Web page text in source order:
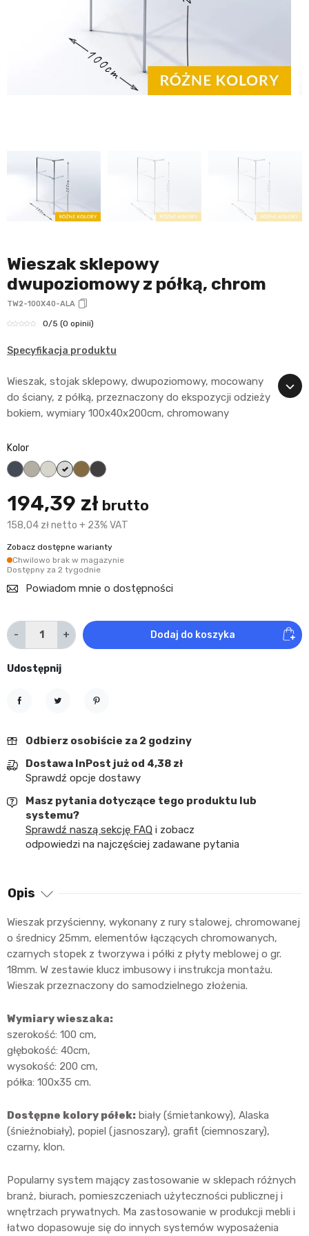
Wieszak sklepowy
dwupoziomowy z półką, chrom
TW2-100X40-ALA
0/5 (0 opinii)
Specyfikacja produktu
Wieszak, stojak sklepowy, dwupoziomowy, mocowany
do ściany, z półką, przeznaczony do ekspozycji odzieży
bokiem, wymiary 100x40x200cm, chromowany
Kolor
czarnyPopielBiały (śmietankowy)
Alaska (śnieżnobiały)
KlonGrafit
194,39 zł brutto
158,04 zł netto + 23% VAT
Zobacz dostępne warianty
Chwilowo brak w magazynie
Dostępny za 2 tygodnie
Powiadom mnie o dostępności
- + Dodaj do koszyka
Udostępnij
Odbierz osobiście za 2 godziny
Dostawa InPost już od 4,38 zł
Sprawdź opcje dostawy
Masz pytania dotyczące tego produktu lub
systemu?
Sprawdź naszą sekcję FAQ i zobacz
odpowiedzi na najczęściej zadawane pytania
Opis
Wieszak przyścienny, wykonany z rury stalowej, chromowanej
o średnicy 25mm, elementów łączących chromowanych,
czarnych stopek z tworzywa i półki z płyty meblowej o gr.
18mm. W zestawie klucz imbusowy i instrukcja montażu.
Wieszak przeznaczony do samodzielnego złożenia.
Wymiary wieszaka:
szerokość: 100 cm,
głębokość: 40cm,
wysokość: 200 cm,
półka: 100x35 cm.
Dostępne kolory półek: biały (śmietankowy), Alaska
(śnieżnobiały), popiel (jasnoszary), grafit (ciemnoszary),
czarny, klon.
Popularny system mający zastosowanie w sklepach różnych
branż, biurach, pomieszczeniach użyteczności publicznej i
wnętrzach prywatnych. Ma zastosowanie w produkcji mebli i
łatwo dopasowuje się do innych systemów wyposażenia